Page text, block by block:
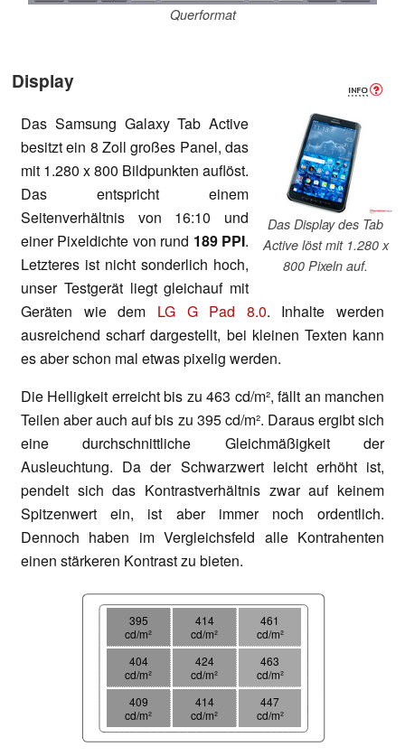
Querformat
Display
Das Display des Tab
Active löst mit 1.280 x
800 Pixeln auf.
Das Samsung Galaxy Tab Active
besitzt ein 8 Zoll großes Panel, das
mit 1.280 x 800 Bildpunkten auflöst.
Das entspricht einem
Seitenverhältnis von 16:10 und
einer Pixeldichte von rund 189 PPI.
Letzteres ist nicht sonderlich hoch,
unser Testgerät liegt gleichauf mit
Geräten wie dem LG G Pad 8.0. Inhalte werden
ausreichend scharf dargestellt, bei kleinen Texten kann
es aber schon mal etwas pixelig werden.
Die Helligkeit erreicht bis zu 463 cd/m², fällt an manchen
Teilen aber auch auf bis zu 395 cd/m². Daraus ergibt sich
eine durchschnittliche Gleichmäßigkeit der
Ausleuchtung. Da der Schwarzwert leicht erhöht ist,
pendelt sich das Kontrastverhältnis zwar auf keinem
Spitzenwert ein, ist aber immer noch ordentlich.
Dennoch haben im Vergleichsfeld alle Kontrahenten
einen stärkeren Kontrast zu bieten.
395
cd/m²
414
cd/m²
461
cd/m²
404
cd/m²
424
cd/m²
463
cd/m²
409
cd/m²
414
cd/m²
447
cd/m²